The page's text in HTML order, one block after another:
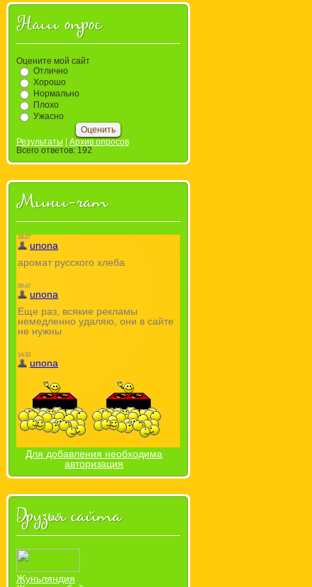
Наш опрос
Оцените мой сайт
Отлично
Хорошо
Нормально
Плохо
Ужасно
Результаты
Архив опросов
Всего ответов: 192
Мини-чат
Для добавления необходима
авторизация
Друзья сайта
Жуньляндия